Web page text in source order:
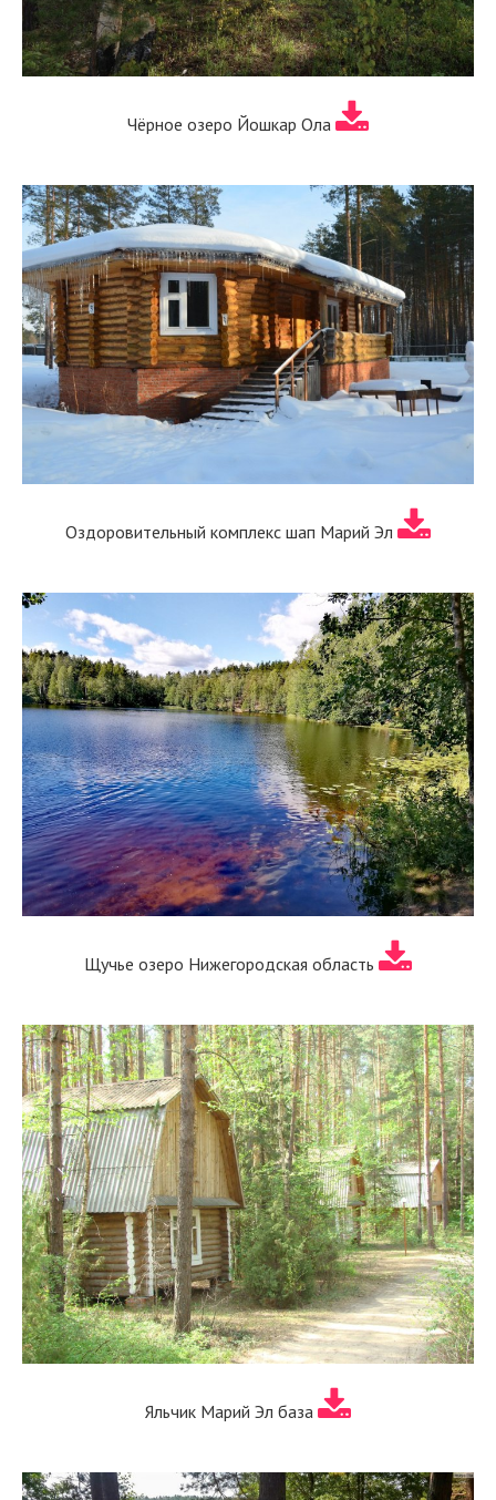
Чёрное озеро Йошкар Ола
Оздоровительный комплекс шап Марий Эл
Щучье озеро Нижегородская область
Яльчик Марий Эл база